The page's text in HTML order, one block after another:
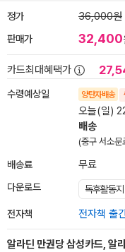
정가 36,000원
판매가 32,400
카드최대혜택가
수령예상일 양탄자배송
오늘(일)
배송
(중구 서소
배송료 무료
다운로드 독후활동지
전자책 전자책 출
알라딘 만권당 삼성카드, 알